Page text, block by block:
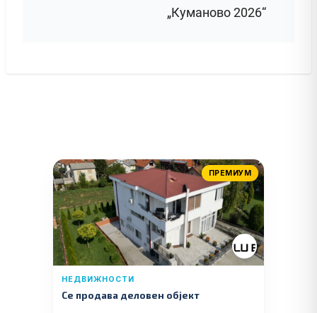
„Куманово 2026“
ПРЕМИУМ
НЕДВИЖНОСТИ
Се продава деловен објект